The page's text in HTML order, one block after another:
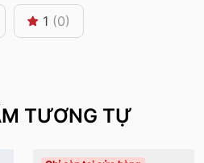
1 (0)
TƯƠNG TỰ